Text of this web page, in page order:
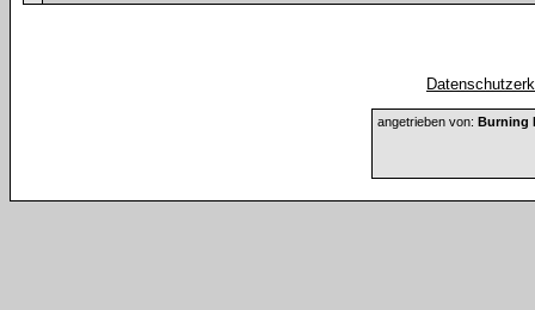
angetrieben von: Burning